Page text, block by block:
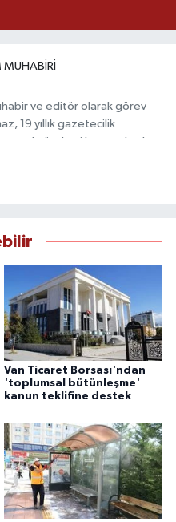
ve editör olarak görev
19 yıllık gazetecilik
yerel gündemi başta olmak
Editoryal sürece katkı sunan
doğruluk ve etik ilkeler
Van Ticaret Borsası'ndan
'toplumsal bütünleşme'
kanun teklifine destek